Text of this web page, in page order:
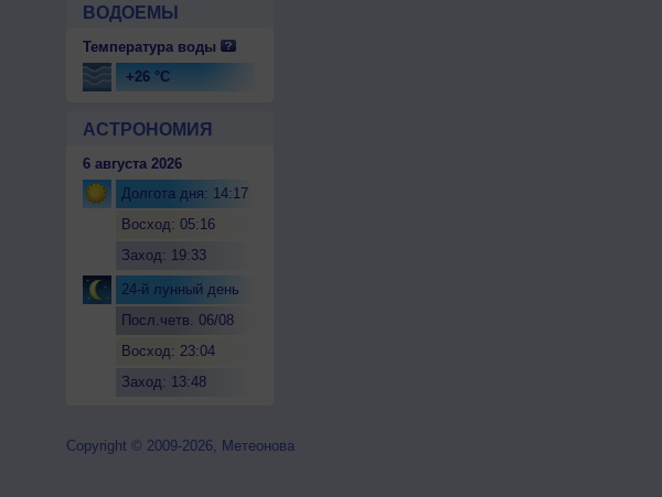
ВОДОЕМЫ
Температура воды
+26 °C
АСТРОНОМИЯ
6 августа 2026
Долгота дня: 14:17
Восход: 05:16
Заход: 19:33
24-й лунный день
Посл.четв. 06/08
Восход: 23:04
Заход: 13:48
Copyright © 2009-2026, Метеонова